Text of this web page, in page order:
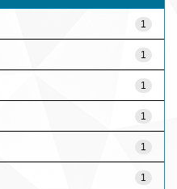
1
1
1
1
1
1